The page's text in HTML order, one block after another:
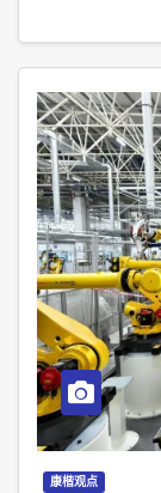
康楷观点